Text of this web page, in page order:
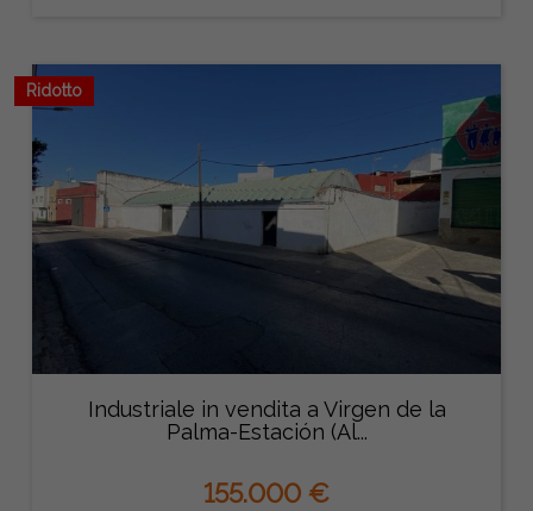
Ridotto
Industriale in vendita a Virgen de la
Palma-Estación (Al...
155.000 €